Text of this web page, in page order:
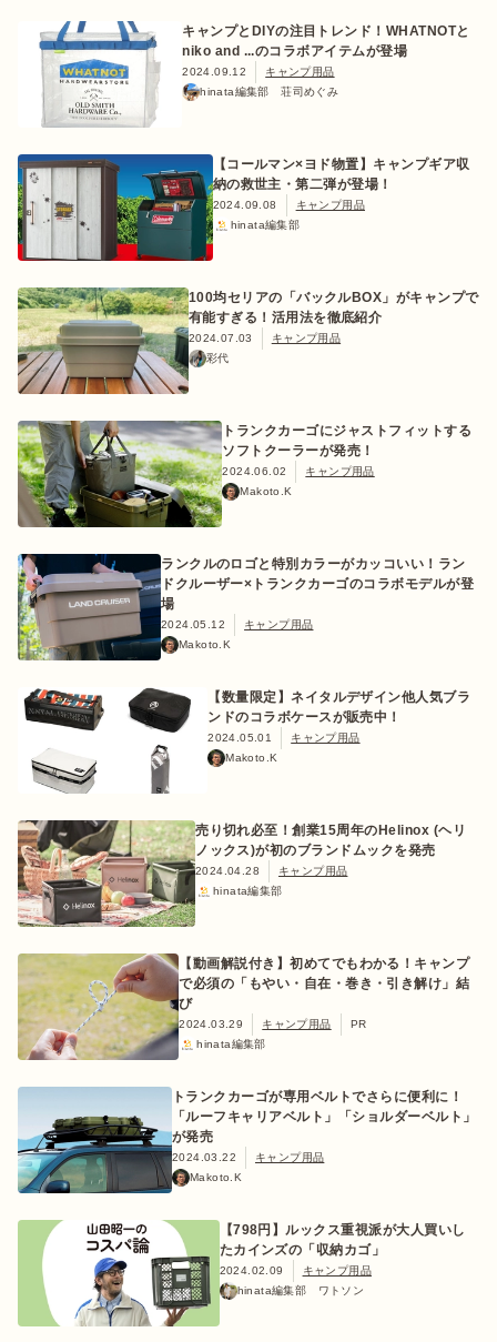
キャンプとDIYの注目トレンド！WHATNOTと
niko and ...のコラボアイテムが登場
2024.09.12
キャンプ用品
hinata編集部 荘司めぐみ
【コールマン×ヨド物置】キャンプギア収
納の救世主・第二弾が登場！
2024.09.08
キャンプ用品
hinata編集部
100均セリアの「バックルBOX」がキャンプで
有能すぎる！活用法を徹底紹介
2024.07.03
キャンプ用品
彩代
トランクカーゴにジャストフィットする
ソフトクーラーが発売！
2024.06.02
キャンプ用品
Makoto.K
ランクルのロゴと特別カラーがカッコいい！ラン
ドクルーザー×トランクカーゴのコラボモデルが登
場
2024.05.12
キャンプ用品
Makoto.K
【数量限定】ネイタルデザイン他人気ブラ
ンドのコラボケースが販売中！
2024.05.01
キャンプ用品
Makoto.K
売り切れ必至！創業15周年のHelinox (ヘリ
ノックス)が初のブランドムックを発売
2024.04.28
キャンプ用品
hinata編集部
【動画解説付き】初めてでもわかる！キャンプ
で必須の「もやい・自在・巻き・引き解け」結
び
2024.03.29 キャンプ用品
PR
hinata編集部
トランクカーゴが専用ベルトでさらに便利に！
「ルーフキャリアベルト」「ショルダーベルト」
が発売
2024.03.22
キャンプ用品
Makoto.K
【798円】ルックス重視派が大人買いし
たカインズの「収納カゴ」
2024.02.09
キャンプ用品
hinata編集部 ワトソン